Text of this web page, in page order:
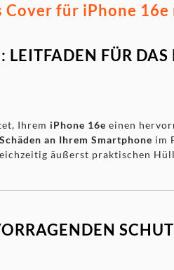
für iPhone 16e
FÜR
Ihrem iPhone 16e einen
an Ihrem Smartphone im
äußerst praktischen